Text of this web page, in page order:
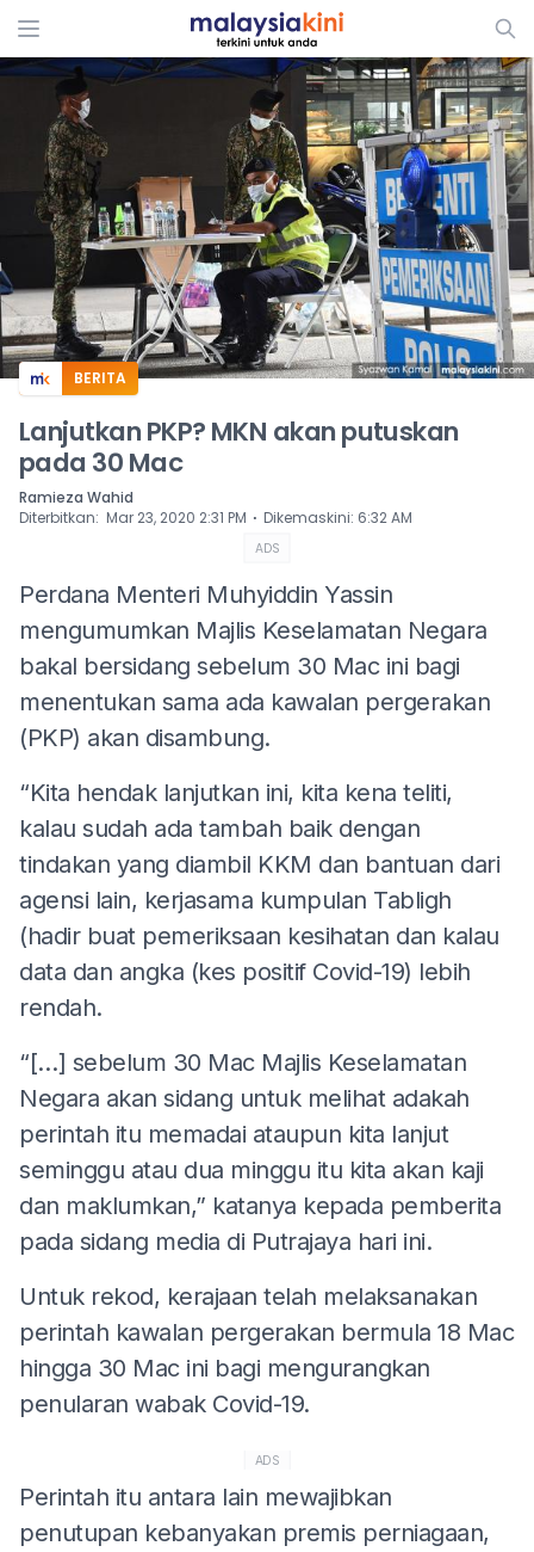
ADS
BERITA
Lanjutkan PKP? MKN akan putuskan
pada 30 Mac
Ramieza Wahid
Diterbitkan: Mar 23, 2020 2:31 PM ⋅ Dikemaskini: 6:32 AM
ADS
Perdana Menteri Muhyiddin Yassin
mengumumkan Majlis Keselamatan Negara
bakal bersidang sebelum 30 Mac ini bagi
menentukan sama ada kawalan pergerakan
(PKP) akan disambung.
“Kita hendak lanjutkan ini, kita kena teliti,
kalau sudah ada tambah baik dengan
tindakan yang diambil KKM dan bantuan dari
agensi lain, kerjasama kumpulan Tabligh
(hadir buat pemeriksaan kesihatan dan kalau
data dan angka (kes positif Covid-19) lebih
rendah.
“[…] sebelum 30 Mac Majlis Keselamatan
Negara akan sidang untuk melihat adakah
perintah itu memadai ataupun kita lanjut
seminggu atau dua minggu itu kita akan kaji
dan maklumkan,” katanya kepada pemberita
pada sidang media di Putrajaya hari ini.
Untuk rekod, kerajaan telah melaksanakan
perintah kawalan pergerakan bermula 18 Mac
hingga 30 Mac ini bagi mengurangkan
penularan wabak Covid-19.
ADS
Perintah itu antara lain mewajibkan
penutupan kebanyakan premis perniagaan,